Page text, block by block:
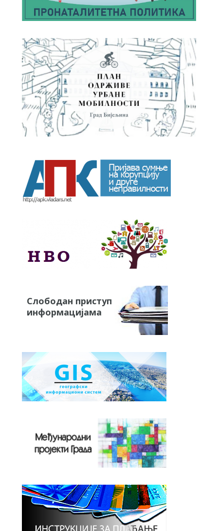
Слободан приступ
информацијама